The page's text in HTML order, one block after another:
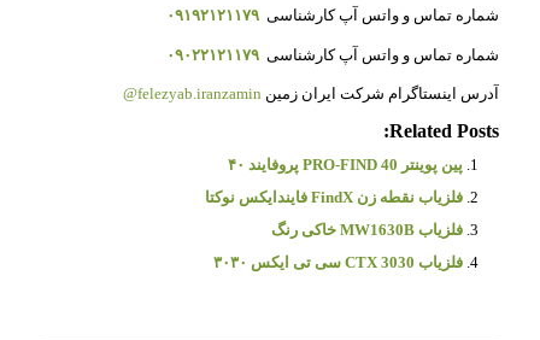
شماره تماس و واتس آپ کارشناسی ۰۹۱۹۲۱۲۱۱۷۹
شماره تماس و واتس آپ کارشناسی ۰۹۰۲۲۱۲۱۱۷۹
آدرس اینستاگرام شرکت ایران زمین felezyab.iranzamin@
Related Posts:
پین پوینتر PRO-FIND 40 پروفایند ۴۰
فلزیاب نقطه زن FindX فایندایکس نوکتا
فلزیاب MW1630B خاکی رنگ
فلزیاب CTX 3030 سی تی ایکس ۳۰۳۰